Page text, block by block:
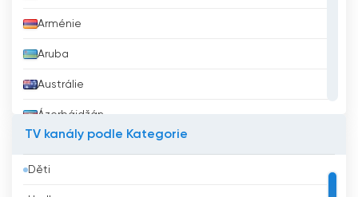
Arménie
Aruba
Austrálie
Ázerbájdžán
Bangladéš
TV kanály podle Kategorie
Děti